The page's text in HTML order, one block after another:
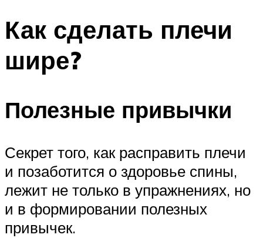
ВЕЛОСИПЕД
ПОХУДЕНИЕ
МЕНЮ
Как сделать плечи
шире?
Полезные привычки
Секрет того, как расправить плечи
и позаботится о здоровье спины,
лежит не только в упражнениях, но
и в формировании полезных
привычек.